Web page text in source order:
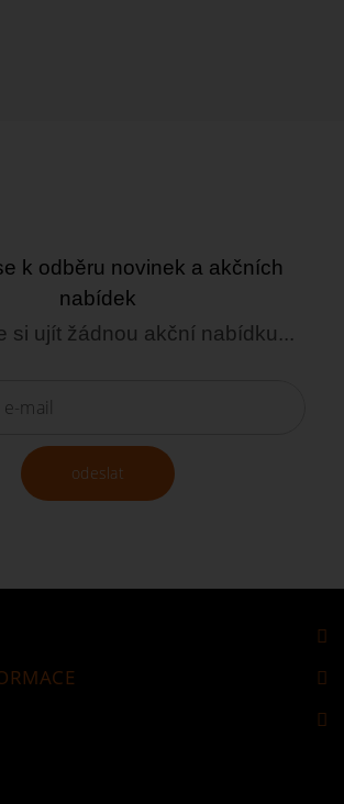
k odběru novinek a akčních
nabídek
si ujít žádnou akční nabídku...
odeslat